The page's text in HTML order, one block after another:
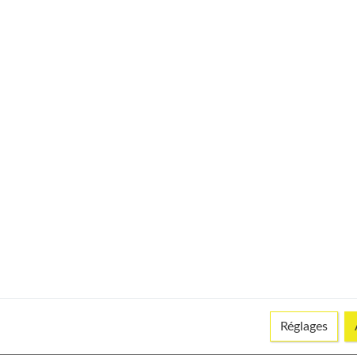
Réglages